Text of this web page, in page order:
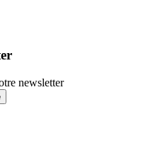
newsletter